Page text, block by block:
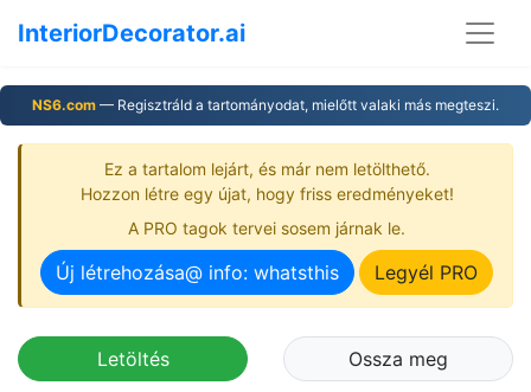
InteriorDecorator.ai
NS6.com — Regisztráld a tartományodat, mielőtt valaki más megteszi.
Ez a tartalom lejárt, és már nem letölthető.
Hozzon létre egy újat, hogy friss eredményeket!
A PRO tagok tervei sosem járnak le.
Új létrehozása@ info: whatsthis Legyél PRO
Letöltés Ossza meg